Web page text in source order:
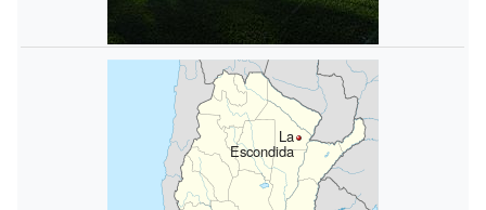
La
Escondida